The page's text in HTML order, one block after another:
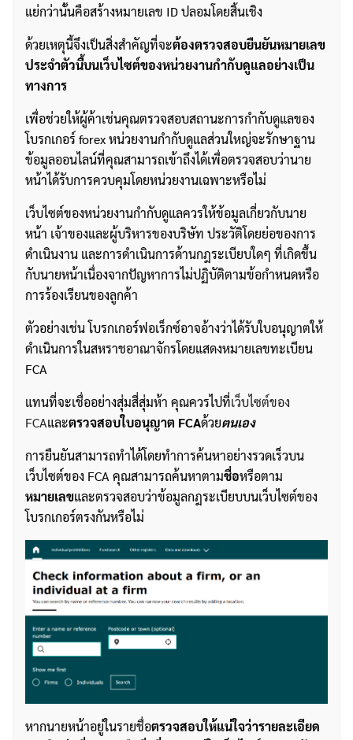
แย่กว่านั้นคือสร้างหมายเลข ID ปลอมโดยสิ้นเชิง
ด้วยเหตุนี้จึงเป็นสิ่งสำคัญที่จะต้องตรวจสอบยืนยันหมายเลข
ประจำตัวนี้บนเว็บไซต์ของหน่วยงานกำกับดูแลอย่างเป็น
ทางการ
เพื่อช่วยให้ผู้ค้าเช่นคุณตรวจสอบสถานะการกำกับดูแลของ
โบรกเกอร์ forex หน่วยงานกำกับดูแลส่วนใหญ่จะรักษาฐาน
ข้อมูลออนไลน์ที่คุณสามารถเข้าถึงได้เพื่อตรวจสอบว่านาย
หน้าได้รับการควบคุมโดยหน่วยงานเฉพาะหรือไม่
เว็บไซต์ของหน่วยงานกำกับดูแลควรให้ข้อมูลเกี่ยวกับนาย
หน้า เจ้าของและผู้บริหารของบริษัท ประวัติโดยย่อของการ
ดำเนินงาน และการดำเนินการด้านกฎระเบียบใดๆ ที่เกิดขึ้น
กับนายหน้าเนื่องจากปัญหาการไม่ปฏิบัติตามข้อกำหนดหรือ
การร้องเรียนของลูกค้า
ตัวอย่างเช่น โบรกเกอร์ฟอเร็กซ์อาจอ้างว่าได้รับใบอนุญาตให้
ดำเนินการในสหราชอาณาจักรโดยแสดงหมายเลขทะเบียน
FCA
แทนที่จะเชื่ออย่างสุ่มสี่สุ่มห้า คุณควรไปที่เว็บไซต์ของ
FCAและตรวจสอบใบอนุญาต FCAด้วยตนเอง
การยืนยันสามารถทำได้โดยทำการค้นหาอย่างรวดเร็วบน
เว็บไซต์ของ FCA คุณสามารถค้นหาตามชื่อหรือตาม
หมายเลขและตรวจสอบว่าข้อมูลกฎระเบียบบนเว็บไซต์ของ
โบรกเกอร์ตรงกันหรือไม่
หากนายหน้าอยู่ในรายชื่อตรวจสอบให้แน่ใจว่ารายละเอียด